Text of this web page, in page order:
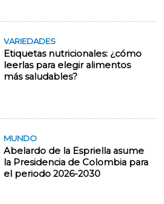
VARIEDADES
Etiquetas nutricionales: ¿cómo
leerlas para elegir alimentos
más saludables?
MUNDO
Abelardo de la Espriella asume
la Presidencia de Colombia para
el periodo 2026-2030